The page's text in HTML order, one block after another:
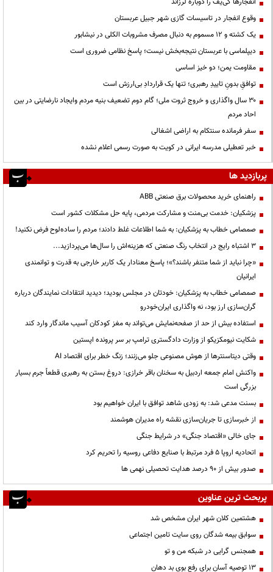
وقوع انفجار در تاسیسات گازی شهر جبیل عربستان
یک کشته و ۱۲ مسموم به دنبال مصرف مشروبات الکلی در نیشابور
دیپلماسی با عربستان نتیجه‌بخش نیست؛ پاسخ نظامی ضروری است
مقاومت یمن؛ دو خیز اساسی
توافقِ بدونِ تاییدِ رهبری؛ تنها یک قراردادِ بی‌ارزش است
۳۰ سال واگذاری و خروج ثروت ملی؛ گام دوم تضعیف بنیه مردم وایجاد نارضایتی در بین
احاد مردم
سفر فرمانده سنتکام به اراضی اشغالی
خبر تعطیلی مدرسه ایرانی در کویت به صورت رسمی اعلام نشده
پربازدید ها
راهنمای خرید محصولات برق صنعتی ABB
پزشکیان: خدمت بی‌منت و مشارکت مردمی، پایه حل مشکلات کشور است
صمصامی خطاب به پزشکیان: به شما اطلاعات غلط دادند؛ مردم را ساده‌لوح فرض نکنید!
3 اشتباه رایج در انتخاب رنگ صنعتی که هزینه‌اش را سال‌ها می‌پردازید...
«چرا نباید از شما متنفر باشند؟»؛ پاسخ معنادار یک کاربر خارجی به قدرت و توانمندی
ایرانیان
صمصامی خطاب به پزشکیان: خودتان در مجلس بودید؛ دیدید انتقادات نمایندگان درباره
گران‌سازی ارز بود، نه واگذاری ایران‌خودرو
استفاده بیش از حد از صفحه‌نمایش می‌تواند به مغز کودکان آسیب ماندگار وارد کند
شکایت نیومکزیکو از وزارت دادگستری ترامپ بر سر پرونده اپستین
وقتی دیتاسنترها از هوش مصنوعی جلو می‌زنند؛ زنگ خطر برای اقتصاد AI
واکنش امام جمعه اردبیل به سخنان باقر خرازی: دروغ بستن به رهبری قطعاً جرم بسیار
بزرگی است
بسنت مدعی شد: به زودی شاهد توافق با ایران خواهیم بود
از خبرسازی تا جریان‌سازی نقشه راه مدیران هوشمند
جای خالی «اقتصاد جنگی» در شرایط جنگی
اتحادیه اروپا ۵ فرد مرتبط با صنایع دفاعی روسیه را تحریم کرد
صدور بیش از ۹۰ درصد هدایت تحصیلی نهمی ها
پربحث ترین عناوین
هشتمین کلان شهر ایران مشخص شد
سوابق بیمه شدگان روی سایت تامین اجتماعی
همجنس گرایی در شبکه من و تو
13 توصیه آسان برای رفع بوی بد دهان